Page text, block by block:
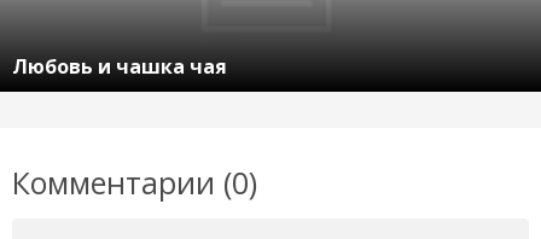
Любовь и чашка чая
Комментарии (0)